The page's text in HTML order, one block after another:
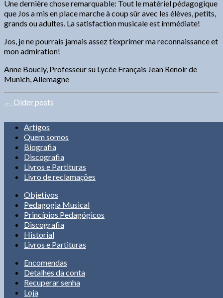
Une dernière chose remarquable: Tout le matériel pédagogique
que Jos a mis en place marche à coup sûr avec les élèves, petits,
grands ou adultes. La satisfaction musicale est immédiate!
Jos, je ne pourrais jamais assez t’exprimer ma reconnaissance et
mon admiration!
Anne Boucly, Professeur su Lycée Français Jean Renoir de
Munich, Allemagne
← Older posts
Artigos
Quem somos
Biografia
Discografia
Livros e Partituras
Livro de reclamações
Objetivos
Pedagogia Musical
Princípios Pedagógicos
Discografia
Historial
Livros e Partituras
Encomendas
Detalhes da conta
Recuperar senha
Loja